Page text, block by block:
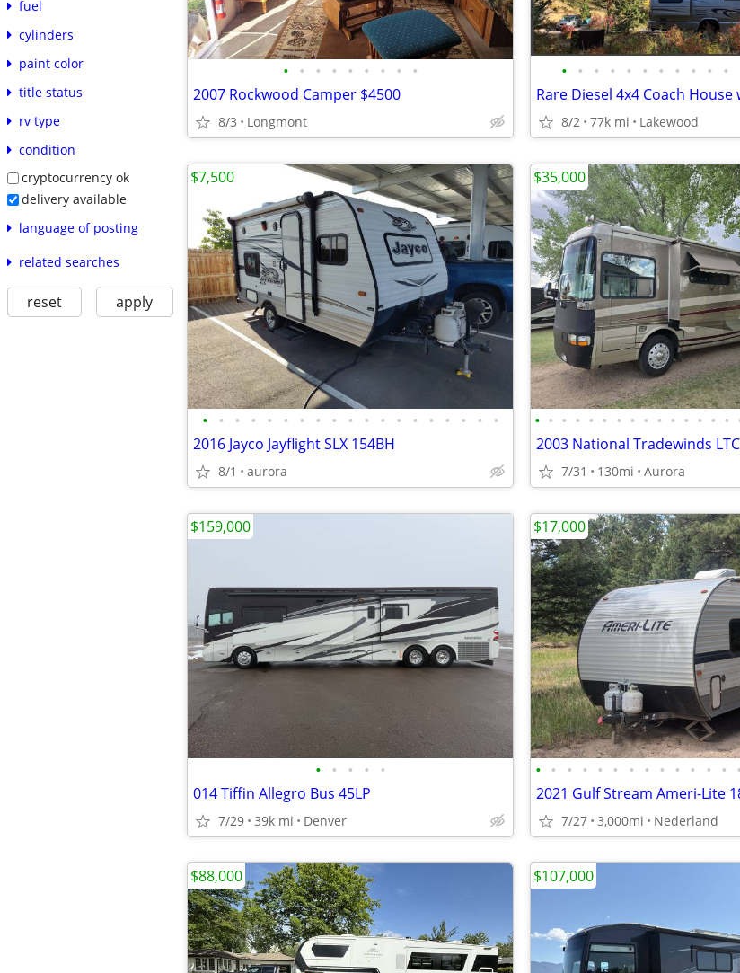
fuel
cylinders
paint color
title status
rv type
condition
cryptocurrency ok
delivery available
language of posting
related searches
reset apply
• • • • • • • • •
2007 Rockwood Camper $4500
8/3 Longmont
• • • • • • • • • • •
8/2 77k mi Lakewood
• • • • • • • • • • • • • • • • • • •
2016 Jayco Jayflight SLX 154BH
8/1 aurora
$7,500
• • • • • • • • • • • • • • •
2003 National Tradewinds LTC
7/31 130mi Aurora
$35,000
• • • • •
014 Tiffin Allegro Bus 45LP
7/29 39k mi Denver
$159,000
• • • • • • • • • • • • • •
7/27 3,000mi Nederland
$17,000
$88,000 $107,000